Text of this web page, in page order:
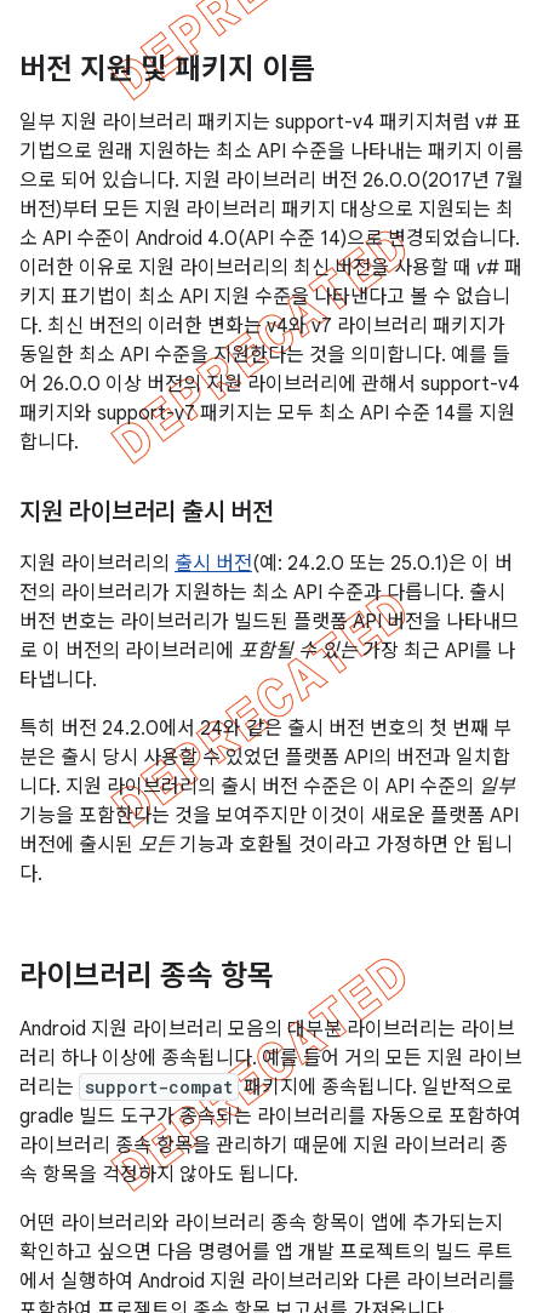
버전 지원 및 패키지 이름
일부 지원 라이브러리 패키지는 support-v4 패키지처럼 v# 표
기법으로 원래 지원하는 최소 API 수준을 나타내는 패키지 이름
으로 되어 있습니다. 지원 라이브러리 버전 26.0.0(2017년 7월
버전)부터 모든 지원 라이브러리 패키지 대상으로 지원되는 최
소 API 수준이 Android 4.0(API 수준 14)으로 변경되었습니다.
이러한 이유로 지원 라이브러리의 최신 버전을 사용할 때 v# 패
키지 표기법이 최소 API 지원 수준을 나타낸다고 볼 수 없습니
다. 최신 버전의 이러한 변화는 v4와 v7 라이브러리 패키지가
동일한 최소 API 수준을 지원한다는 것을 의미합니다. 예를 들
어 26.0.0 이상 버전의 지원 라이브러리에 관해서 support-v4
패키지와 support-v7 패키지는 모두 최소 API 수준 14를 지원
합니다.
지원 라이브러리 출시 버전
지원 라이브러리의 출시 버전(예: 24.2.0 또는 25.0.1)은 이 버
전의 라이브러리가 지원하는 최소 API 수준과 다릅니다. 출시
버전 번호는 라이브러리가 빌드된 플랫폼 API 버전을 나타내므
로 이 버전의 라이브러리에 포함될 수 있는가장 최근 API를 나
타냅니다.
특히 버전 24.2.0에서 24와 같은 출시 버전 번호의 첫 번째 부
분은 출시 당시 사용할 수 있었던 플랫폼 API의 버전과 일치합
니다. 지원 라이브러리의 출시 버전 수준은 이 API 수준의 일부
기능을 포함한다는 것을 보여주지만 이것이 새로운 플랫폼 API
버전에 출시된 모든기능과 호환될 것이라고 가정하면 안 됩니
다.
라이브러리 종속 항목
Android 지원 라이브러리 모음의 대부분 라이브러리는 라이브
러리 하나 이상에 종속됩니다. 예를 들어 거의 모든 지원 라이브
러리는 support-compat 패키지에 종속됩니다. 일반적으로
gradle 빌드 도구가 종속되는 라이브러리를 자동으로 포함하여
라이브러리 종속 항목을 관리하기 때문에 지원 라이브러리 종
속 항목을 걱정하지 않아도 됩니다.
어떤 라이브러리와 라이브러리 종속 항목이 앱에 추가되는지
확인하고 싶으면 다음 명령어를 앱 개발 프로젝트의 빌드 루트
에서 실행하여 Android 지원 라이브러리와 다른 라이브러리를